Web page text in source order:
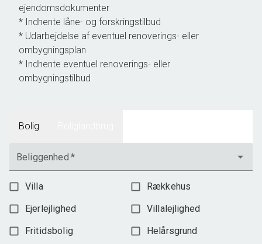
ejendomsdokumenter
* Indhente låne- og forskringstilbud
* Udarbejdelse af eventuel renoverings- eller
ombygningsplan
* Indhente eventuel renoverings- eller
ombygningstilbud
Bolig
Beliggenhed *
Villa
Rækkehus
Ejerlejlighed
Villalejlighed
Fritidsbolig
Helårsgrund